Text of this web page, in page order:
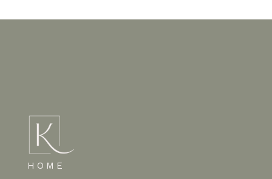
HOME